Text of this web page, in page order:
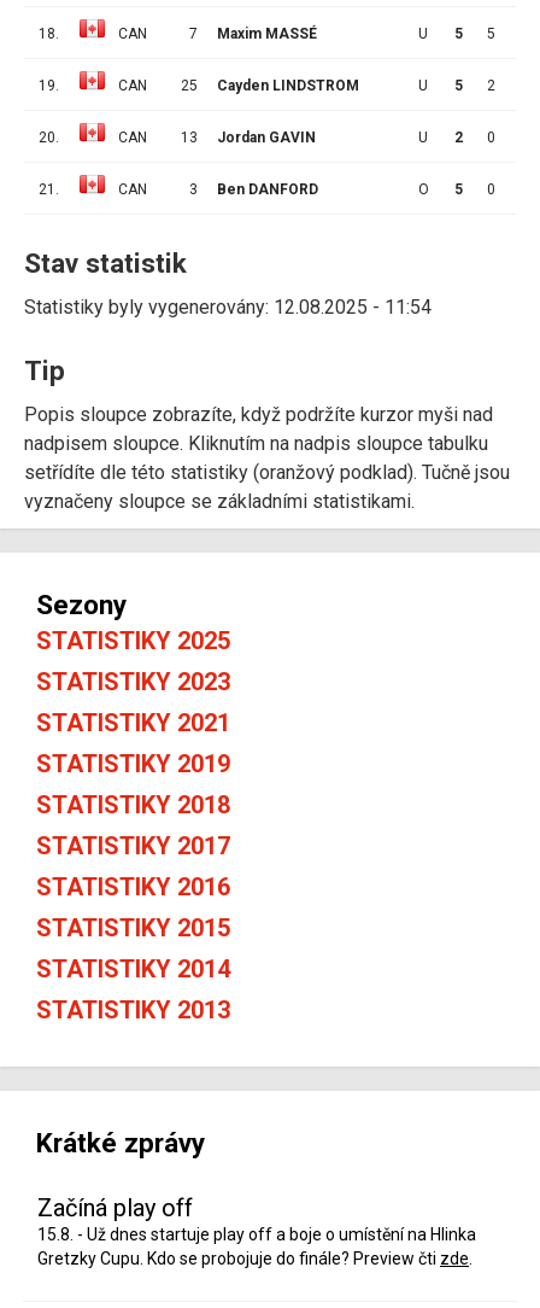
18. CAN 7 Maxim MASSÉ U 5 5
19. CAN 25 Cayden LINDSTROM U 5 2
20. CAN 13 Jordan GAVIN U 2 0
21. CAN 3 Ben DANFORD O 5 0
Stav statistik
Statistiky byly vygenerovány: 12.08.2025 - 11:54
Tip
Popis sloupce zobrazíte, když podržíte kurzor myši nad
nadpisem sloupce. Kliknutím na nadpis sloupce tabulku
setřídíte dle této statistiky (oranžový podklad). Tučně jsou
vyznačeny sloupce se základními statistikami.
Sezony
STATISTIKY 2025
STATISTIKY 2023
STATISTIKY 2021
STATISTIKY 2019
STATISTIKY 2018
STATISTIKY 2017
STATISTIKY 2016
STATISTIKY 2015
STATISTIKY 2014
STATISTIKY 2013
Krátké zprávy
Začíná play off
15.8. - Už dnes startuje play off a boje o umístění na Hlinka
Gretzky Cupu. Kdo se probojuje do finále? Preview čti zde